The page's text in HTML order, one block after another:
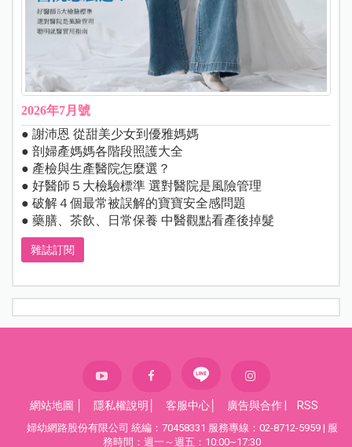
2026年7月號
● 謝沛恩 從甜美少女到優雅媽媽
● 剖婦產媽媽各階段照護大全
● 產檢與生產醫院怎麼選？
● 好醫師５大檢驗標準 選對醫院是風險管理
● 破解４個最常被誤解的寶寶安全感問題
● 藥膳、茶飲、日常保養 中醫觀點看產後掉髮
雜誌訂閱
網站地圖 隱私權說明 客服中心 廣告與合作 RSS
婦幼網路股份有限公司 統編：70458331 服務專線：02-8712-5959 | 服
務時間：週一～週五：10:00~17:30